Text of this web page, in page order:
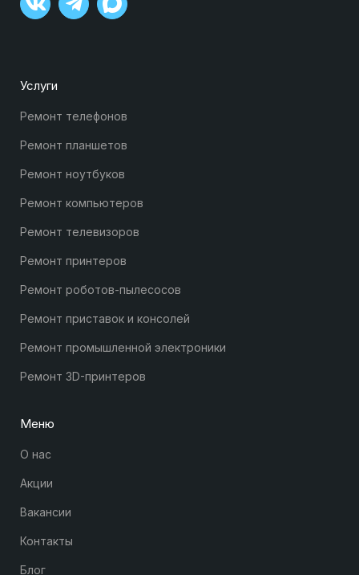
Услуги
Ремонт телефонов
Ремонт планшетов
Ремонт ноутбуков
Ремонт компьютеров
Ремонт телевизоров
Ремонт принтеров
Ремонт роботов-пылесосов
Ремонт приставок и консолей
Ремонт промышленной электроники
Ремонт 3D-принтеров
Меню
О нас
Акции
Вакансии
Контакты
Блог